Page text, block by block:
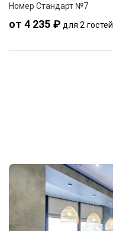
Номер Стандарт №7
от 4 235 ₽ для 2 гостей